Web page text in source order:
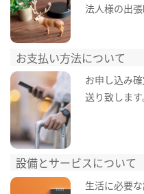
法人様の出
お支払い方法について
お申し込み
送り致します
設備とサービスについて
生活に必要